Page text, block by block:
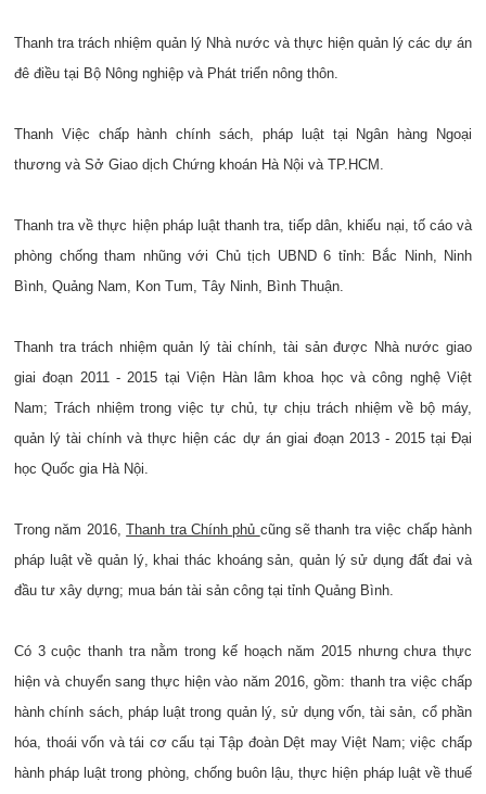
Thanh tra trách nhiệm quản lý Nhà nước và thực hiện quản lý các dự án
đê điều tại Bộ Nông nghiệp và Phát triển nông thôn.
Thanh Việc chấp hành chính sách, pháp luật tại Ngân hàng Ngoại
thương và Sở Giao dịch Chứng khoán Hà Nội và TP.HCM.
Thanh tra về thực hiện pháp luật thanh tra, tiếp dân, khiếu nại, tố cáo và
phòng chống tham nhũng với Chủ tịch UBND 6 tỉnh: Bắc Ninh, Ninh
Bình, Quảng Nam, Kon Tum, Tây Ninh, Bình Thuận.
Thanh tra trách nhiệm quản lý tài chính, tài sản được Nhà nước giao
giai đoạn 2011 - 2015 tại Viện Hàn lâm khoa học và công nghệ Việt
Nam; Trách nhiệm trong việc tự chủ, tự chịu trách nhiệm về bộ máy,
quản lý tài chính và thực hiện các dự án giai đoạn 2013 - 2015 tại Đại
học Quốc gia Hà Nội.
Trong năm 2016,Thanh tra Chính phủ cũng sẽ thanh tra việc chấp hành
pháp luật về quản lý, khai thác khoáng sản, quản lý sử dụng đất đai và
đầu tư xây dựng; mua bán tài sản công tại tỉnh Quảng Bình.
Có 3 cuộc thanh tra nằm trong kế hoạch năm 2015 nhưng chưa thực
hiện và chuyển sang thực hiện vào năm 2016, gồm: thanh tra việc chấp
hành chính sách, pháp luật trong quản lý, sử dụng vốn, tài sản, cổ phần
hóa, thoái vốn và tái cơ cấu tại Tập đoàn Dệt may Việt Nam; việc chấp
hành pháp luật trong phòng, chống buôn lậu, thực hiện pháp luật về thuế